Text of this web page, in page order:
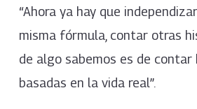
“Ahora ya hay que
misma fórmula, contar otras
de algo sabemos es de contar
basadas en la vida real”.